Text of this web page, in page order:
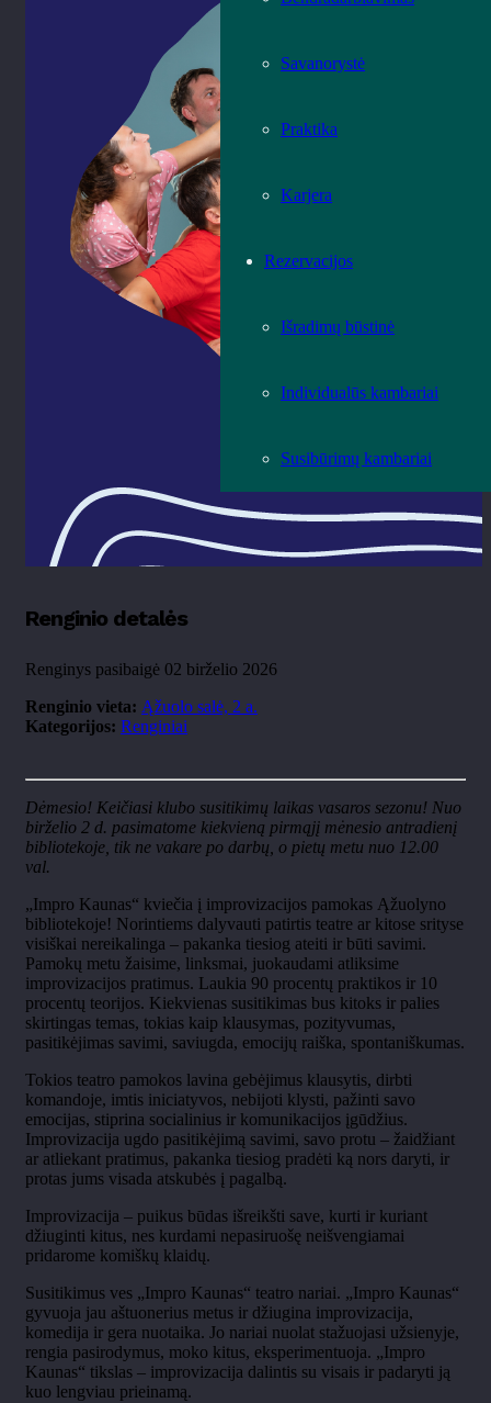
Savanorystė
Praktika
Karjera
Rezervacijos
Išradimų būstinė
Individualūs kambariai
Susibūrimų kambariai
Renginio detalės
Renginys pasibaigė 02 birželio 2026
Renginio vieta: Ąžuolo salė, 2 a.
Kategorijos: Renginiai
Dėmesio! Keičiasi klubo susitikimų laikas vasaros sezonu! Nuo
birželio 2 d. pasimatome kiekvieną pirmąjį mėnesio antradienį
bibliotekoje, tik ne vakare po darbų, o pietų metu nuo 12.00
val.
„Impro Kaunas“ kviečia į improvizacijos pamokas Ąžuolyno
bibliotekoje! Norintiems dalyvauti patirtis teatre ar kitose srityse
visiškai nereikalinga – pakanka tiesiog ateiti ir būti savimi.
Pamokų metu žaisime, linksmai, juokaudami atliksime
improvizacijos pratimus. Laukia 90 procentų praktikos ir 10
procentų teorijos. Kiekvienas susitikimas bus kitoks ir palies
skirtingas temas, tokias kaip klausymas, pozityvumas,
pasitikėjimas savimi, saviugda, emocijų raiška, spontaniškumas.
Tokios teatro pamokos lavina gebėjimus klausytis, dirbti
komandoje, imtis iniciatyvos, nebijoti klysti, pažinti savo
emocijas, stiprina socialinius ir komunikacijos įgūdžius.
Improvizacija ugdo pasitikėjimą savimi, savo protu – žaidžiant
ar atliekant pratimus, pakanka tiesiog pradėti ką nors daryti, ir
protas jums visada atskubės į pagalbą.
Improvizacija – puikus būdas išreikšti save, kurti ir kuriant
džiuginti kitus, nes kurdami nepasiruošę neišvengiamai
pridarome komiškų klaidų.
Susitikimus ves „Impro Kaunas“ teatro nariai. „Impro Kaunas“
gyvuoja jau aštuonerius metus ir džiugina improvizacija,
komedija ir gera nuotaika. Jo nariai nuolat stažuojasi užsienyje,
rengia pasirodymus, moko kitus, eksperimentuoja. „Impro
Kaunas“ tikslas – improvizacija dalintis su visais ir padaryti ją
kuo lengviau prieinamą.